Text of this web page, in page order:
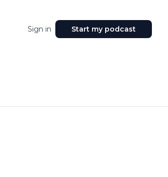
Sign in Start my podcast